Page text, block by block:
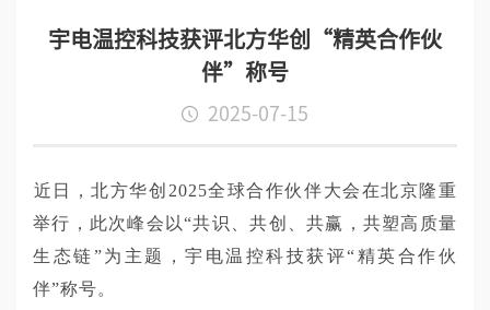
宇电温控科技获评北方华创“精英合作伙
伴”称号
2025-07-15
近日，北方华创 2025全球合作伙伴大会在北京隆重
举行，此次峰会以“共识、共创、共赢，共塑高质量
生态链”为主题，宇电温控科技获评“精英合作伙
伴”称号。